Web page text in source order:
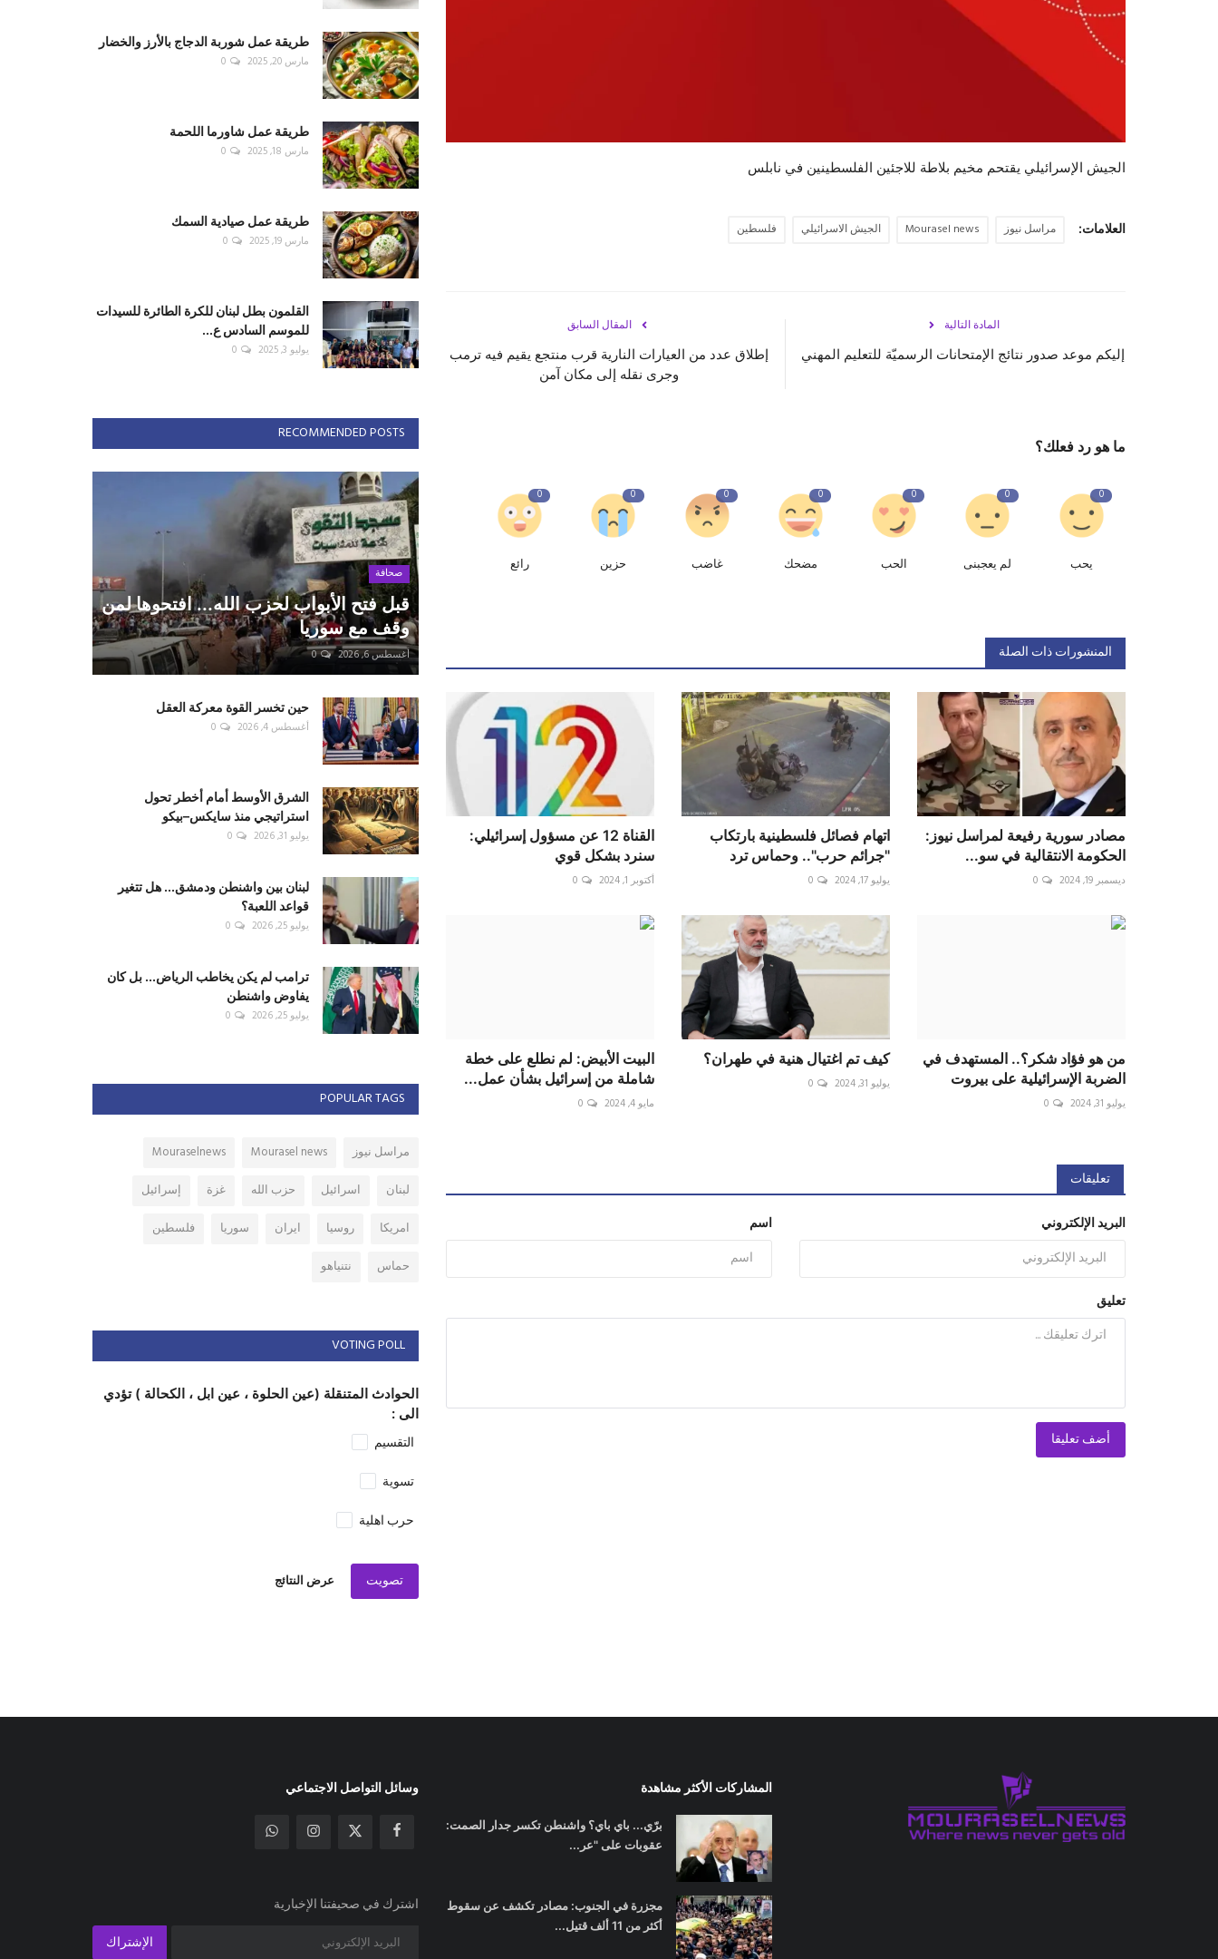
الجيش الإسرائيلي يقتحم مخيم بلاطة للاجئين الفلسطينين في نابلس
العلامات: مراسل نيوز Mourasel news الجيش الاسرائيلي فلسطين
المقال السابق
إطلاق عدد من العيارات النارية قرب منتجع يقيم فيه ترمب
وجرى نقله إلى مكان آمن
المادة التالية
إليكم موعد صدور نتائج الإمتحانات الرسميّة للتعليم المهني
ما هو رد فعلك؟
0
يحب
0
لم يعجبنى
0
الحب
0
مضحك
0
غاضب
0
حزين
0
رائع
المنشورات ذات الصلة
مصادر سورية رفيعة لمراسل نيوز:
الحكومة الانتقالية في سو...
ديسمبر 19, 2024 0
اتهام فصائل فلسطينية بارتكاب
"جرائم حرب".. وحماس ترد
يوليو 17, 2024 0
القناة 12 عن مسؤول إسرائيلي:
سنرد بشكل قوي
أكتوبر 1, 2024 0
من هو فؤاد شكر؟.. المستهدف في
الضربة الإسرائيلية على بيروت
يوليو 31, 2024 0
كيف تم اغتيال هنية في طهران؟
يوليو 31, 2024 0
البيت الأبيض: لم نطلع على خطة
شاملة من إسرائيل بشأن عمل...
مايو 4, 2024 0
تعليقات
اسم البريد الإلكتروني
تعليق
أضف تعليقا
طريقة عمل شوربة الدجاج بالأرز والخضار
مارس 20, 2025 0
طريقة عمل شاورما اللحمة
مارس 18, 2025 0
طريقة عمل صيادية السمك
مارس 19, 2025 0
القلمون بطل لبنان للكرة الطائرة للسيدات
للموسم السادس ع...
يوليو 3, 2025 0
RECOMMENDED POSTS
صحافة
قبل فتح الأبواب لحزب الله... افتحوها لمن
وقف مع سوريا
أغسطس 6, 2026 0
حين تخسر القوة معركة العقل
أغسطس 4, 2026 0
الشرق الأوسط أمام أخطر تحول
استراتيجي منذ سايكس–بيكو
يوليو 31, 2026 0
لبنان بين واشنطن ودمشق... هل تتغير
قواعد اللعبة؟
يوليو 25, 2026 0
ترامب لم يكن يخاطب الرياض... بل كان
يفاوض واشنطن
يوليو 25, 2026 0
POPULAR TAGS
مراسل نيوز Mourasel news
Mouraselnews
لبنان
اسرائيل حزب الله غزة
إسرائيل
امريكا
روسيا ايران سوريا
فلسطين
حماس
نتنياهو
VOTING POLL
الحوادث المتنقلة (عين الحلوة ، عين ابل ، الكحالة ) تؤدي
الى :
التقسيم
تسوية
حرب اهلية
تصويت عرض النتائج
المشاركات الأكثر مشاهدة
برّي... باي باي؟ واشنطن تكسر جدار الصمت:
عقوبات على "عر...
مجزرة في الجنوب: مصادر تكشف عن سقوط
أكثر من 11 ألف قتيل...
وسائل التواصل الاجتماعي
اشترك في صحيفتنا الإخبارية
الإشتراك